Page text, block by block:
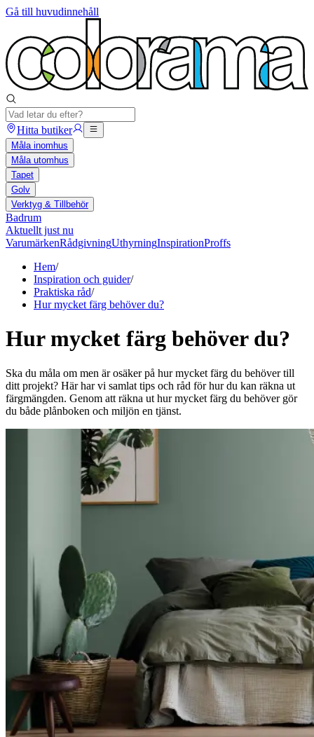
Gå till huvudinnehåll
Hitta butiker
Måla inomhus
Måla utomhus
Tapet
Golv
Verktyg & Tillbehör
Badrum
Aktuellt just nu
VarumärkenRådgivningUthyrningInspirationProffs
Hem/
Inspiration och guider/
Praktiska råd/
Hur mycket färg behöver du?
Hur mycket färg behöver du?
Ska du måla om men är osäker på hur mycket färg du behöver till
ditt projekt? Här har vi samlat tips och råd för hur du kan räkna ut
färgmängden. Genom att räkna ut hur mycket färg du behöver gör
du både plånboken och miljön en tjänst.